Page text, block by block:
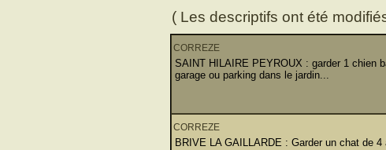
( Les descriptifs ont été
CORREZE
SAINT HILAIRE PEYROUX : garder 1 chien
garage ou parking dans le jardin...
CORREZE
BRIVE LA GAILLARDE : Garder un chat de